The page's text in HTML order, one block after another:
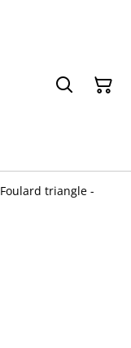
Foulard triangle -